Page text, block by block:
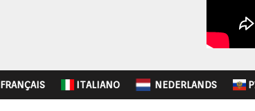
FRANÇAIS ITALIANO NEDERLANDS